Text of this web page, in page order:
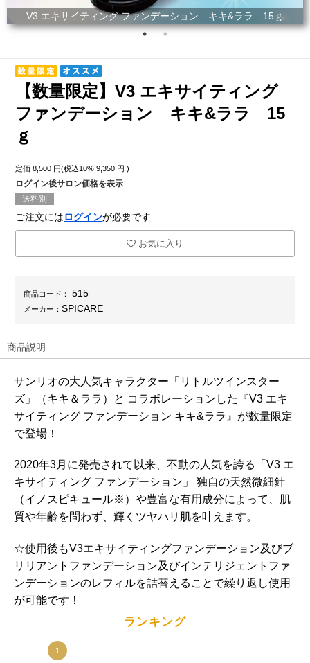
V3 エキサイティング ファンデーション キキ&ララ 15ｇ
【数量限定】V3 エキサイティング
ファンデーション キキ&ララ 15
ｇ
定価 8,500 円(税込10%9,350 円 )
ログイン後サロン価格を表示
送料別
ご注文にはログインが必要です
お気に入り
商品コード： 515
メーカー：SPICARE
商品説明
サンリオの大人気キャラクター「リトルツインスター
ズ」（キキ＆ララ）と コラボレーションした『V3 エキ
サイティング ファンデーション キキ&ララ』が数量限定
で登場！
2020年3月に発売されて以来、不動の人気を誇る「V3 エ
キサイティング ファンデーション」 独自の天然微細針
（イノスピキュール※）や豊富な有用成分によって、肌
質や年齢を問わず、輝くツヤハリ肌を叶えます。
☆使用後もV3エキサイティングファンデーション及びブ
リリアントファンデーション及びインテリジェントファ
ンデーションのレフィルを詰替えることで繰り返し使用
が可能です！
ランキング
1